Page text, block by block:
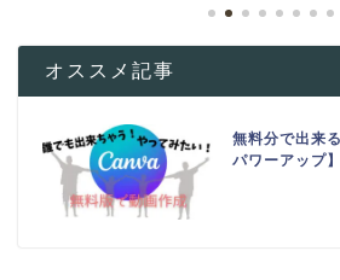
オススメ記事
無料分で出来
パワーアップ